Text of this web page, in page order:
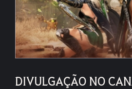
DIVULGAÇÃO NO